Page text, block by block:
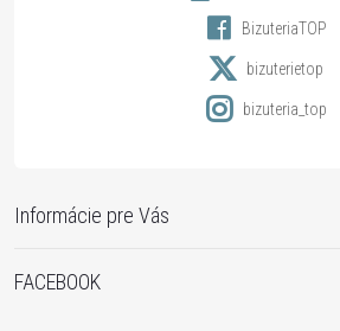
Informácie pre Vás
BizuteriaTOP
bizuterietop
bizuteria_top
FACEBOOK